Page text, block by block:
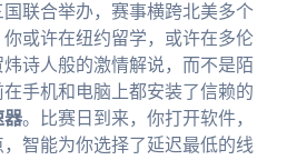
联合举办，赛事横跨北美多个
或许在纽约留学，或许在多伦
诗人般的激情解说，而不是陌
手机和电脑上都安装了信赖的
器。比赛日到来，你打开软件，
智能为你选择了延迟最低的线